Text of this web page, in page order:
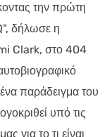
την πρώτη
δήλωσε η
Clark, στο 404
παράδειγμα του
υπό τις
για το τι είναι